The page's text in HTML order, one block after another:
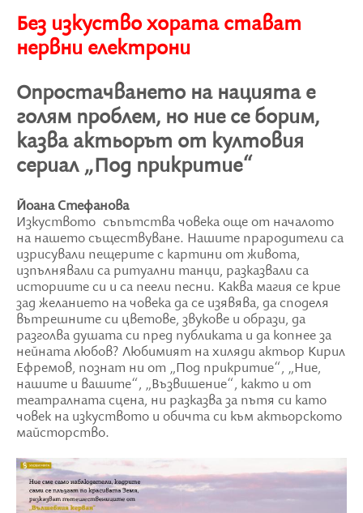
Без изкуство хората стават
нервни електрони
Опростачването на нацията е
голям проблем, но ние се борим,
казва актьорът от култовия
сериал „Под прикритие“
Йоана Стефанова
Изкуството съпътства човека още от началото
на нашето съществуване. Нашите прародители са
изрисували пещерите с картини от живота,
изпълнявали са ритуални танци, разказвали са
историите си и са пеели песни. Каква магия се крие
зад желанието на човека да се изявява, да споделя
вътрешните си цветове, звукове и образи, да
разголва душата си пред публиката и да копнее за
нейната любов? Любимият на хиляди актьор Кирил
Ефремов, познат ни от „Под прикритие“, „Ние,
нашите и вашите“, „Възвишение“, както и от
театралната сцена, ни разказва за пътя си като
човек на изкуството и обичта си към актьорското
майсторство.